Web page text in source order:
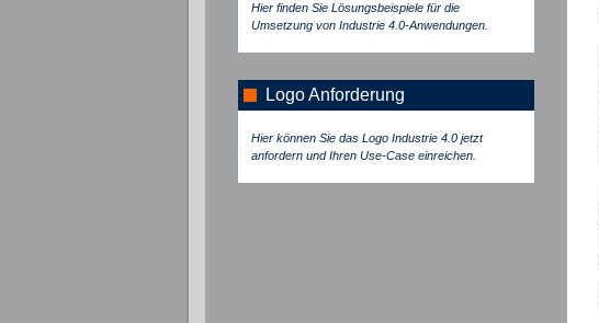
Hier finden Sie Lösungsbeispiele für die
Umsetzung von Industrie 4.0-Anwendungen.
Logo Anforderung
Hier können Sie das Logo Industrie 4.0 jetzt
anfordern und Ihren Use-Case einreichen.